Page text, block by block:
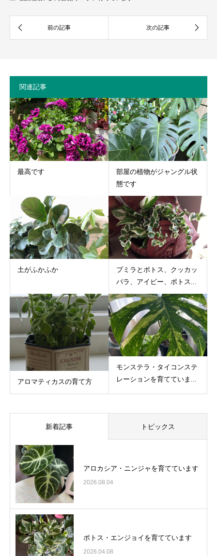
関連記事
最高です
部屋の植物がジャングル状
態です
土がふかふか
プミラとポトス、クッカッ
パラ、アイビー、ポトス...
アロマティカスの育て方
モンステラ・タイコンステ
レーションを育てていま...
新着記事 トピックス
アロカシア・ニンジャを育てています
2026.08.04
ポトス・エンジョイを育てています
2026.04.08